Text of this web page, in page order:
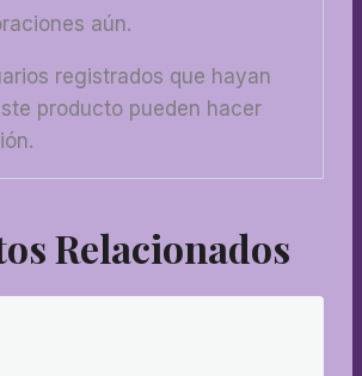
aún.
registrados que hayan
producto pueden hacer
Relacionados